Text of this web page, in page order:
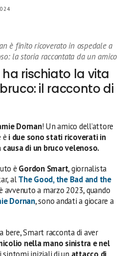
è finito ricoverato in ospedale a
la storia raccontata da un amico
rischiato la vita
il racconto di
Dornan! Un amico dell’attore
è i due sono stati ricoverati in
causa di un bruco velenoso.
è Gordon Smart, giornalista
alThe Good, the Bad and the
avvenuto a marzo 2023, quando
Dornan, sono andati a giocare a
bere, Smart racconta di aver
nella mano sinistra e nel
sintomi iniziali di un attacco di